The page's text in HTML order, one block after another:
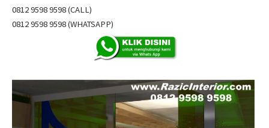
0812 9598 9598 (CALL)
0812 9598 9598 (WHATSAPP)